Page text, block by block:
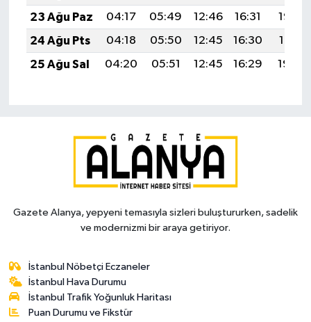
23 Ağu Paz
04:17 05:49 12:46 16:31
19:32
24 Ağu Pts
04:18 05:50 12:45 16:30
19:31
25 Ağu Sal
04:20 05:51 12:45 16:29 19:29
Gazete Alanya, yepyeni temasıyla sizleri buluştururken, sadelik
ve modernizmi bir araya getiriyor.
İstanbul Nöbetçi Eczaneler
İstanbul Hava Durumu
İstanbul Trafik Yoğunluk Haritası
Puan Durumu ve Fikstür